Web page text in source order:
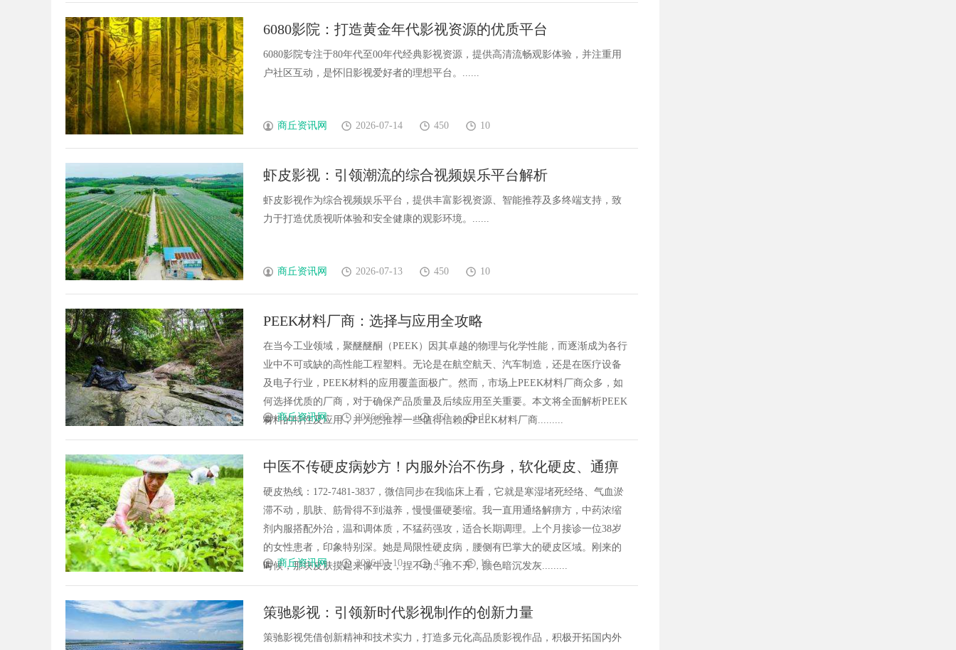
6080影院：打造黄金年代影视资源的优质平台
6080影院专注于80年代至00年代经典影视资源，提供高清流畅观影体验，并注重用
户社区互动，是怀旧影视爱好者的理想平台。......
商丘资讯网 2026-07-14 450 10
虾皮影视：引领潮流的综合视频娱乐平台解析
虾皮影视作为综合视频娱乐平台，提供丰富影视资源、智能推荐及多终端支持，致
力于打造优质视听体验和安全健康的观影环境。......
商丘资讯网 2026-07-13 450 10
PEEK材料厂商：选择与应用全攻略
在当今工业领域，聚醚醚酮（PEEK）因其卓越的物理与化学性能，而逐渐成为各行
业中不可或缺的高性能工程塑料。无论是在航空航天、汽车制造，还是在医疗设备
及电子行业，PEEK材料的应用覆盖面极广。然而，市场上PEEK材料厂商众多，如
何选择优质的厂商，对于确保产品质量及后续应用至关重要。本文将全面解析PEEK
材料的特性及应用，并为您推荐一些值得信赖的PEEK材料厂商.........
商丘资讯网 2026-07-12 450 10
中医不传硬皮病妙方！内服外治不伤身，软化硬皮、通痹
复元气
硬皮热线：172-7481-3837，微信同步在我临床上看，它就是寒湿堵死经络、气血淤
滞不动，肌肤、筋骨得不到滋养，慢慢僵硬萎缩。我一直用通络解痹方，中药浓缩
剂内服搭配外治，温和调体质，不猛药强攻，适合长期调理。上个月接诊一位38岁
的女性患者，印象特别深。她是局限性硬皮病，腰侧有巴掌大的硬皮区域。刚来的
时候，那块皮肤摸起来像牛皮，捏不动、推不开，颜色暗沉发灰.........
商丘资讯网 2026-07-10 450 10
策驰影视：引领新时代影视制作的创新力量
策驰影视凭借创新精神和技术实力，打造多元化高品质影视作品，积极开拓国内外